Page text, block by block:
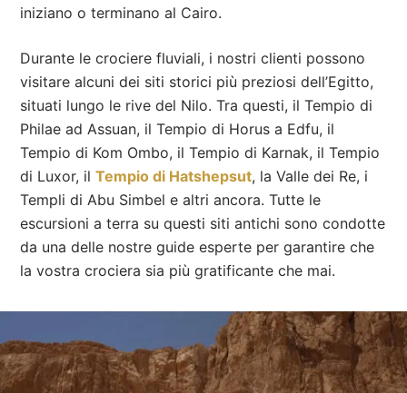
iniziano o terminano al Cairo.
Durante le crociere fluviali, i nostri clienti possono
visitare alcuni dei siti storici più preziosi dell’Egitto,
situati lungo le rive del Nilo. Tra questi, il Tempio di
Philae ad Assuan, il Tempio di Horus a Edfu, il
Tempio di Kom Ombo, il Tempio di Karnak, il Tempio
di Luxor, ilTempio di Hatshepsut, la Valle dei Re, i
Templi di Abu Simbel e altri ancora. Tutte le
escursioni a terra su questi siti antichi sono condotte
da una delle nostre guide esperte per garantire che
la vostra crociera sia più gratificante che mai.